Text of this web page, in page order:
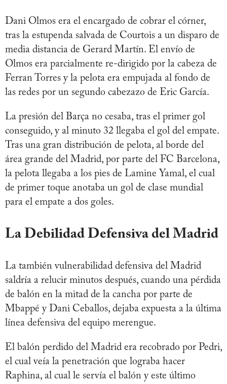
Dani Olmos era el encargado de cobrar el córner,
tras la estupenda salvada de Courtois a un disparo de
media distancia de Gerard Martín. El envío de
Olmos era parcialmente re-dirigido por la cabeza de
Ferran Torres y la pelota era empujada al fondo de
las redes por un segundo cabezazo de Eric García.
La presión del Barça no cesaba, tras el primer gol
conseguido, y al minuto 32 llegaba el gol del empate.
Tras una gran distribución de pelota, al borde del
área grande del Madrid, por parte del FC Barcelona,
la pelota llegaba a los pies de Lamine Yamal, el cual
de primer toque anotaba un gol de clase mundial
para el empate a dos goles.
La Debilidad Defensiva del Madrid
La también vulnerabilidad defensiva del Madrid
saldría a relucir minutos después, cuando una pérdida
de balón en la mitad de la cancha por parte de
Mbappé y Dani Ceballos, dejaba expuesta a la última
línea defensiva del equipo merengue.
El balón perdido del Madrid era recobrado por Pedri,
el cual veía la penetración que lograba hacer
Raphina, al cual le servía el balón y este último